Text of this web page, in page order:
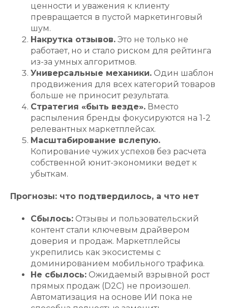
ценности и уважения к клиенту
превращается в пустой маркетинговый
шум.
Накрутка отзывов. Это не только не
работает, но и стало риском для рейтинга
из-за умных алгоритмов.
Универсальные механики. Один шаблон
продвижения для всех категорий товаров
больше не приносит результата.
Стратегия «быть везде». Вместо
распыления бренды фокусируются на 1-2
релевантных маркетплейсах.
Масштабирование вслепую.
Копирование чужих успехов без расчета
собственной юнит-экономики ведет к
убыткам.
Прогнозы: что подтвердилось, а что нет
Сбылось: Отзывы и пользовательский
контент стали ключевым драйвером
доверия и продаж. Маркетплейсы
укрепились как экосистемы с
доминированием мобильного трафика.
Не сбылось: Ожидаемый взрывной рост
прямых продаж (D2C) не произошел.
Автоматизация на основе ИИ пока не